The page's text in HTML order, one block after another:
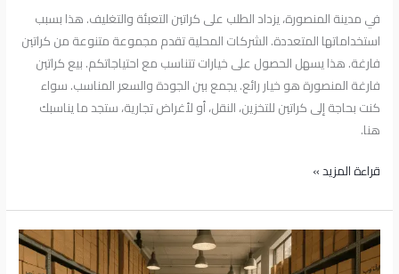
في مدينة المنصورة، يزداد الطلب على كراتين التعبئة والتغليف. هذا بسبب
استخداماتها المتعددة. الشركات المحلية تقدم مجموعة متنوعة من كراتين
فارغة. هذا يسهل الحصول على خيارات تتناسب مع احتياجاتكم. بيع كراتين
فارغة المنصورة هو خيار رائع. يجمع بين الجودة والسعر المناسب. سواء
كنت بحاجة إلى كراتين للتخزين، النقل، أو لأغراض تجارية، ستجد ما يناسبك
هنا.
قراءة المزيد »
أفضل
أماكن